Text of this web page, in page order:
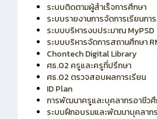
ระบบติดตามผู้สำเร็จการศึกษา
ระบบรายงานการจัดการเรียนก
ระบบบริหารงบประมาณ MyPSD
ระบบบริหารจัดการสถานศึกษา
Chontech Digital Library
ศธ.02 ครูและครูที่ปรึกษา
ศธ.02 ตรวจสอบผลการเรียน
ID Plan
การพัฒนาครูและบุคลากรอาชีว
ระบบฝึกอบรมและพัฒนาบุคลาก